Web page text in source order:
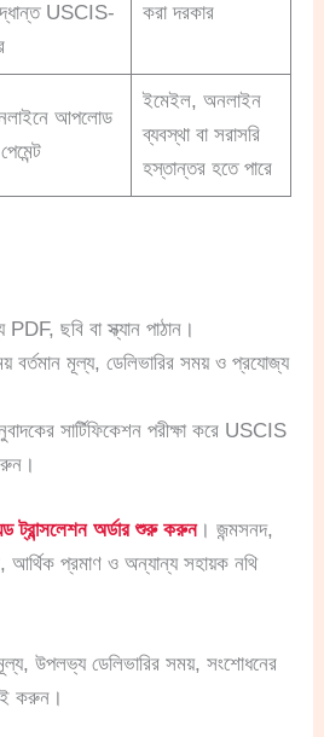
USCIS-
করা দরকার
আপলোড
ইমেইল, অনলাইন
ব্যবস্থা বা সরাসরি
হস্তান্তর হতে পারে
PDF, ছবি বা স্ক্যান পাঠান।
বর্তমান মূল্য, ডেলিভারির সময় ও প্রযোজ্য
সার্টিফিকেশন পরীক্ষা করে USCIS
ট্রান্সলেশন অর্ডার শুরু করুন। জন্মসনদ,
আর্থিক প্রমাণ ও অন্যান্য সহায়ক নথি
উপলভ্য ডেলিভারির সময়, সংশোধনের
করুন।